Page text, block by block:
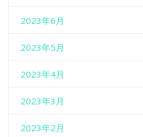
2023年6月
2023年5月
2023年4月
2023年3月
2023年2月